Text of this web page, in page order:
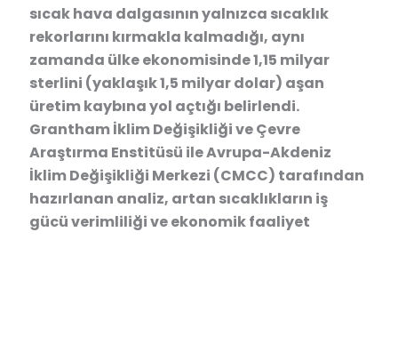
sıcak hava dalgasının yalnızca sıcaklık
rekorlarını kırmakla kalmadığı, aynı
zamanda ülke ekonomisinde 1,15 milyar
sterlini (yaklaşık 1,5 milyar dolar) aşan
üretim kaybına yol açtığı belirlendi.
Grantham İklim Değişikliği ve Çevre
Araştırma Enstitüsü ile Avrupa-Akdeniz
İklim Değişikliği Merkezi (CMCC) tarafından
hazırlanan analiz, artan sıcaklıkların iş
gücü verimliliği ve ekonomik faaliyet